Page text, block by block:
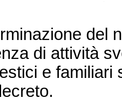
del
di attività
e familiari